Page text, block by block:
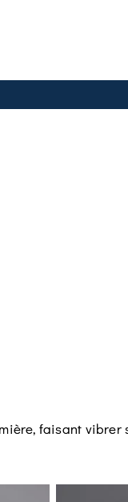
faisant vibrer